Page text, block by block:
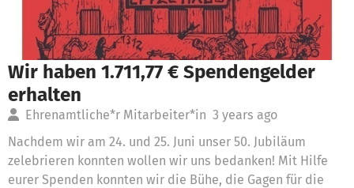
Wir haben 1.711,77 € Spendengelder
erhalten
Ehrenamtliche*r Mitarbeiter*in 3 years ago
Nachdem wir am 24. und 25. Juni unser 50. Jubiläum
zelebrieren konnten wollen wir uns bedanken! Mit Hilfe
eurer Spenden konnten wir die Bühe, die Gagen für die